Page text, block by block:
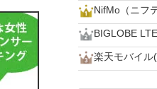
NifMo（ニフ
BIGLOBE
楽天モバイル